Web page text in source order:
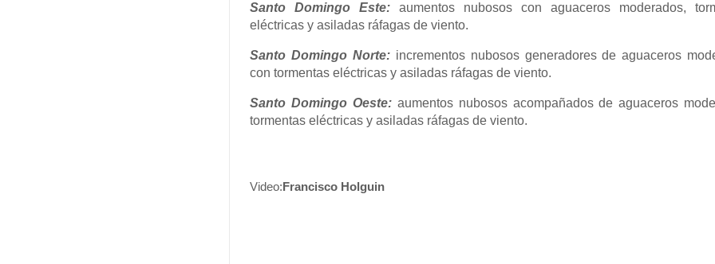
Santo Domingo Este: aumentos nubosos con aguaceros moderados,
eléctricas y asiladas ráfagas de viento.
Santo Domingo Norte: incrementos nubosos generadores de aguaceros
con tormentas eléctricas y asiladas ráfagas de viento.
Santo Domingo Oeste: aumentos nubosos acompañados de aguaceros
tormentas eléctricas y asiladas ráfagas de viento.
Video:Francisco Holguin